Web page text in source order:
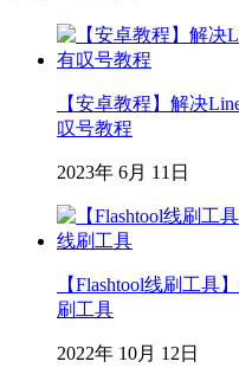
【安卓教程】解决
叹号教程
2023年 6月 11日
【Flashtool线刷工具
刷工具
2022年 10月 12日